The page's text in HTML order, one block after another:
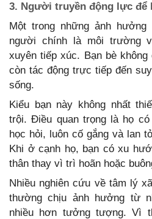
3. Người truyền động lực để
Một trong những ảnh
người chính là môi trường
xuyên tiếp xúc. Bạn bè
còn tác động trực tiếp đến
sống.
Kiểu bạn này không nhất
trội. Điều quan trọng là họ
học hỏi, luôn cố gắng và lan
Khi ở cạnh họ, bạn có xu
thân thay vì trì hoãn hoặc
Nhiều nghiên cứu về tâm lý
thường chịu ảnh hưởng từ
nhiều hơn tưởng tượng. Vì